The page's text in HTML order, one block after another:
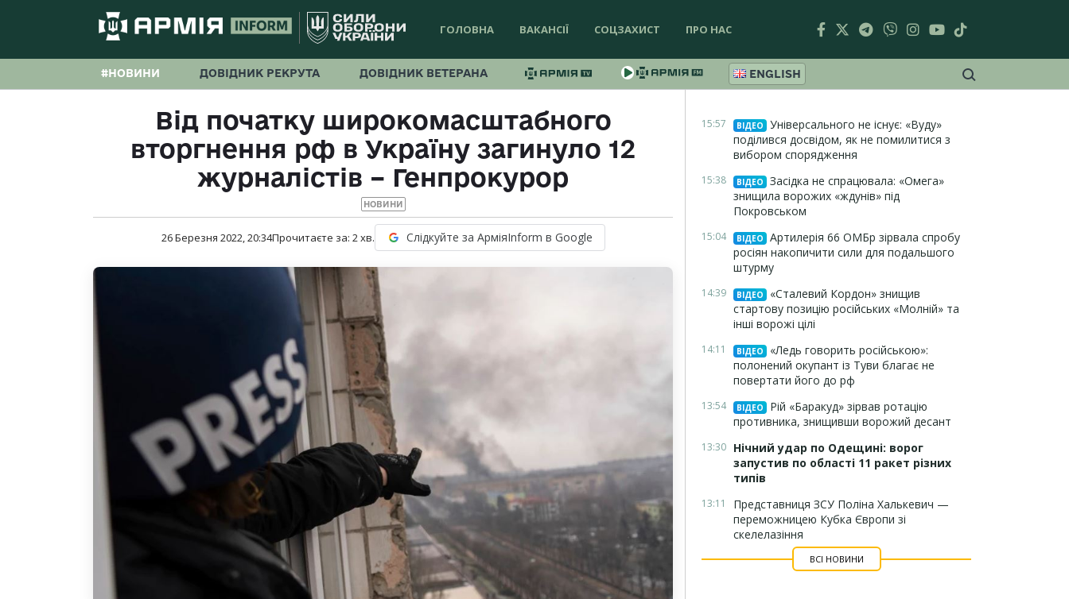
ГОЛОВНА ВАКАНСІЇ СОЦЗАХИСТ ПРО НАС
#НОВИНИ ДОВІДНИК РЕКРУТА ДОВІДНИК ВЕТЕРАНА ENGLISH
Від початку широкомасштабного
вторгнення рф в Україну загинуло 12
журналістів – Генпрокурор
НОВИНИ
26 Березня 2022, 20:34Прочитаєте за: 2хв. Слідкуйте за АрміяInform в Google
15:57 ВІДЕО
Універсального не існує: «Вуду»
поділився досвідом, як не помилитися з
вибором спорядження
15:38 ВІДЕО
Засідка не спрацювала: «Омега»
знищила ворожих «ждунів» під
Покровськом
15:04 ВІДЕО
Артилерія 66 ОМБр зірвала спробу
росіян накопичити сили для подальшого
штурму
14:39 ВІДЕО
«Сталевий Кордон» знищив
стартову позицію російських «Молній» та
інші ворожі цілі
14:11 ВІДЕО
«Ледь говорить російською»:
полонений окупант із Туви благає не
повертати його до рф
13:54 ВІДЕО
Рій «Баракуд» зірвав ротацію
противника, знищивши ворожий десант
13:30 Нічний удар по Одещині: ворог
запустив по області 11 ракет різних
типів
13:11
Представниця ЗСУ Поліна Халькевич —
переможницею Кубка Європи зі
скелелазіння
ВСІ НОВИНИ